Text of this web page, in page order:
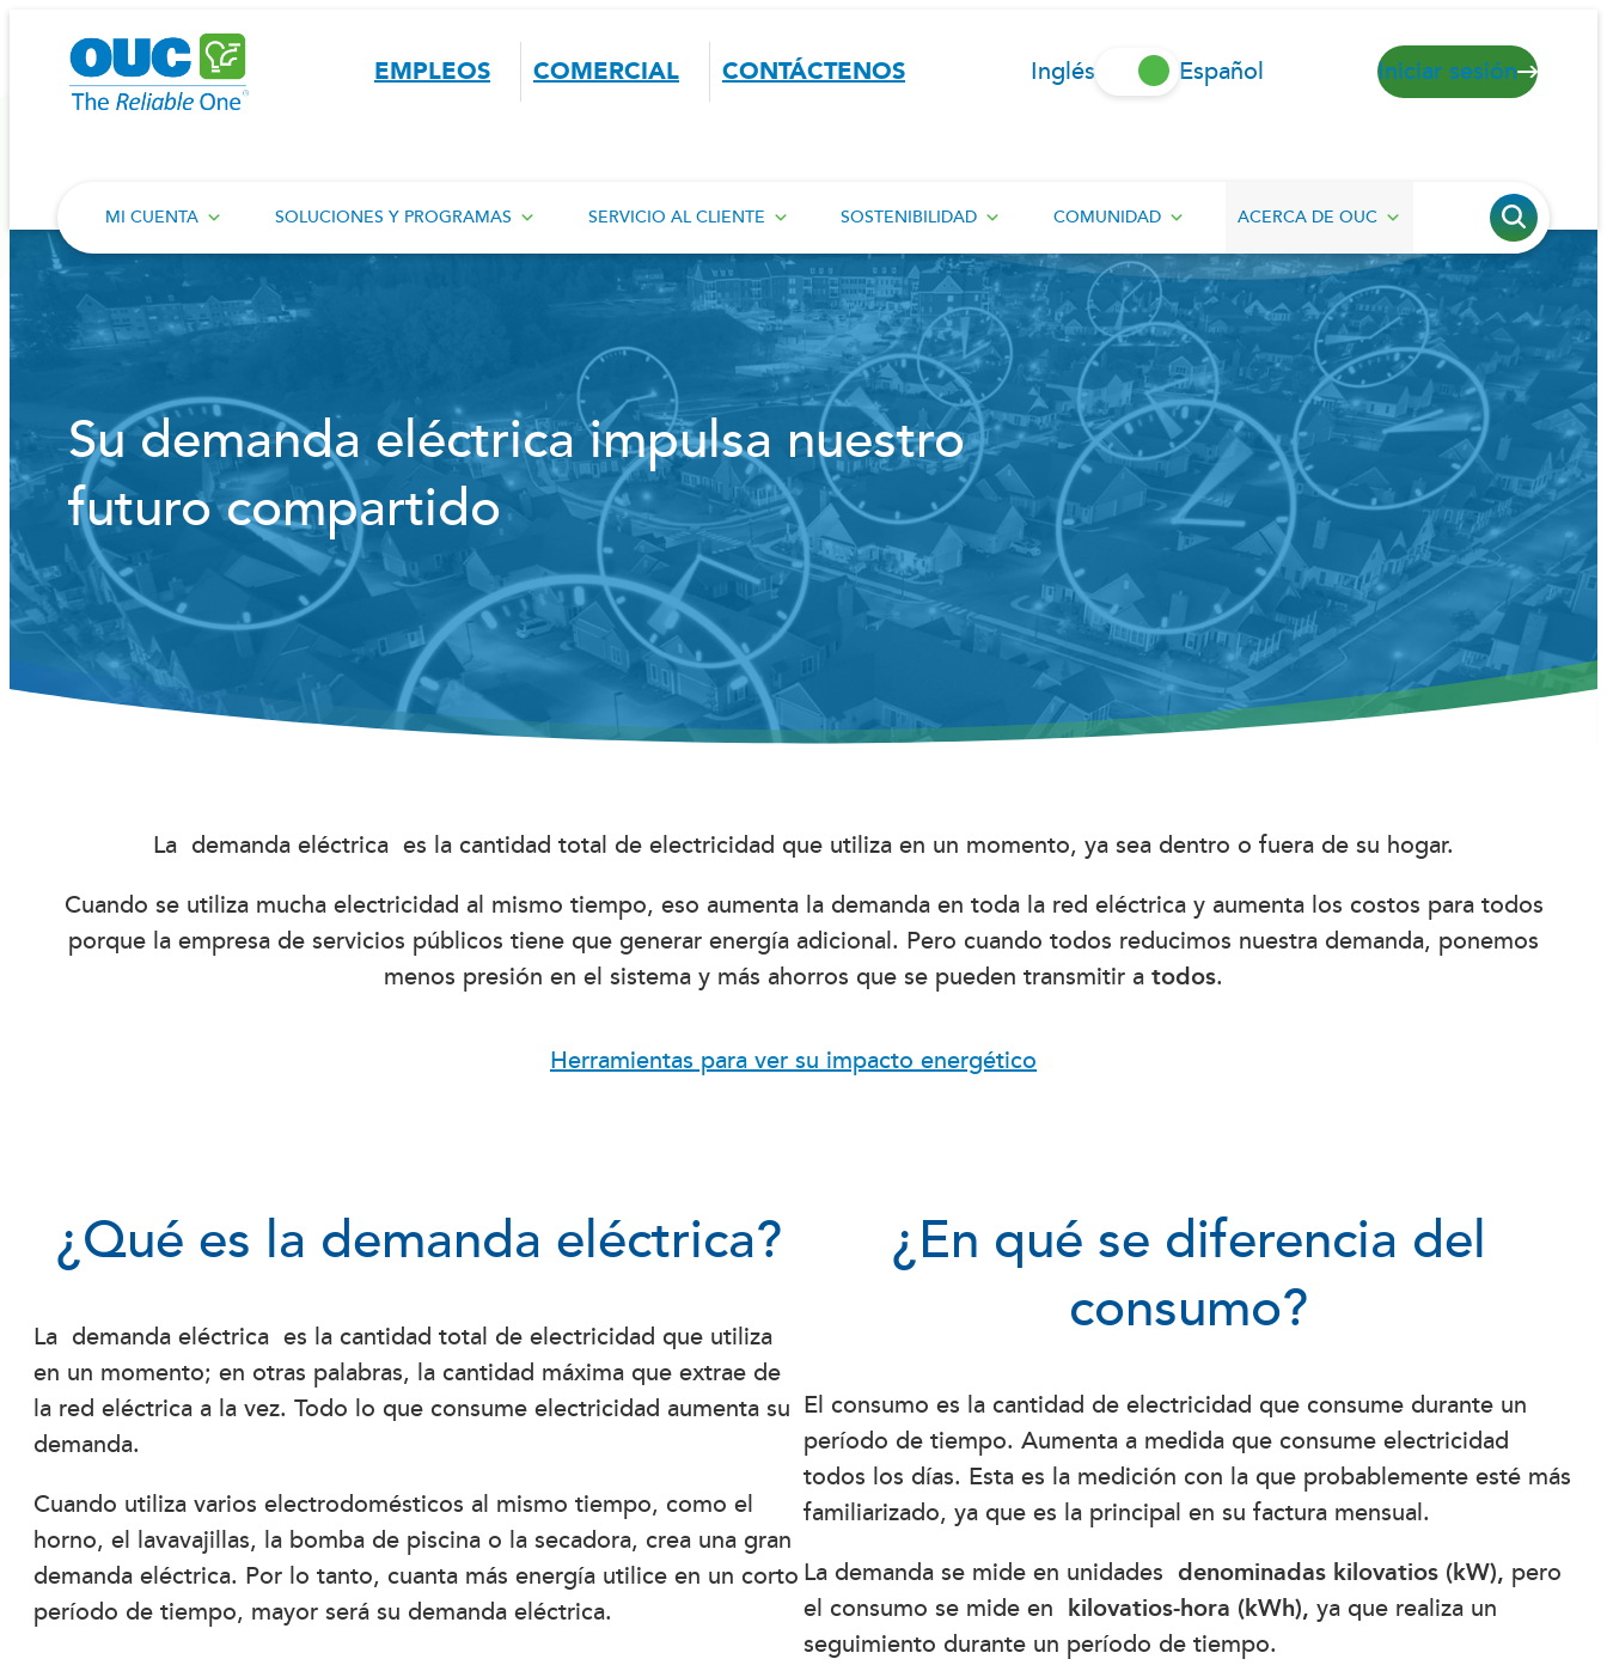
contenido
EMPLEOS COMERCIAL CONTÁCTENOS Inglés Español Iniciar sesión
MI CUENTA SOLUCIONES Y PROGRAMAS SERVICIO AL CLIENTE SOSTENIBILIDAD COMUNIDAD ACERCA DE OUC
Su demanda eléctrica impulsa nuestro
futuro compartido
La demanda eléctrica es la cantidad total de electricidad que utiliza en un momento, ya sea dentro o fuera de su hogar.
Cuando se utiliza mucha electricidad al mismo tiempo, eso aumenta la demanda en toda la red eléctrica y aumenta los costos para todos
porque la empresa de servicios públicos tiene que generar energía adicional. Pero cuando todos reducimos nuestra demanda, ponemos
menos presión en el sistema y más ahorros que se pueden transmitir atodos.
Herramientas para ver su impacto energético
¿Qué es la demanda eléctrica?
La demanda eléctrica es la cantidad total de electricidad que utiliza
en un momento; en otras palabras, la cantidad máxima que extrae de
la red eléctrica a la vez. Todo lo que consume electricidad aumenta su
demanda.
Cuando utiliza varios electrodomésticos al mismo tiempo, como el
horno, el lavavajillas, la bomba de piscina o la secadora, crea una gran
demanda eléctrica. Por lo tanto, cuanta más energía utilice en un corto
período de tiempo, mayor será su demanda eléctrica.
¿En qué se diferencia del
consumo?
El consumo es la cantidad de electricidad que consume durante un
período de tiempo. Aumenta a medida que consume electricidad
todos los días. Esta es la medición con la que probablemente esté más
familiarizado, ya que es la principal en su factura mensual.
La demanda se mide en unidades denominadas kilovatios (kW), pero
el consumo se mide en kilovatios-hora (kWh), ya que realiza un
seguimiento durante un período de tiempo.